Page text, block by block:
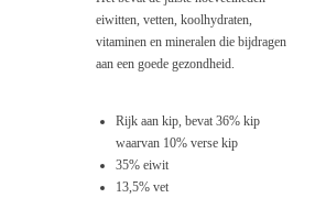
eiwitten, vetten, koolhydraten,
vitaminen en mineralen die bijdragen
aan een goede gezondheid.
Rijk aan kip, bevat 36% kip
waarvan 10% verse kip
35% eiwit
13,5% vet